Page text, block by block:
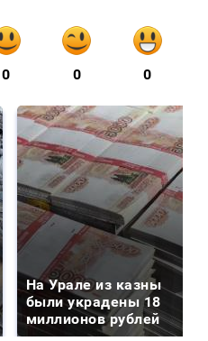
0 0 0
На Урале из казны
были украдены 18
миллионов рублей